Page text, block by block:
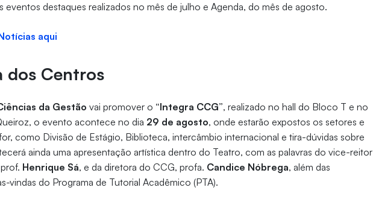
eventos destaques realizados no mês de julho e Agenda, do mês de agosto.
aqui
dos Centros
da Gestão vai promover o “Integra CCG”, realizado no hall do Bloco T e no
o evento acontece no dia 29 de agosto, onde estarão expostos os setores e
como Divisão de Estágio, Biblioteca, intercâmbio internacional e tira-dúvidas sobre
ainda uma apresentação artística dentro do Teatro, com as palavras do vice-reitor
Henrique Sá, e da diretora do CCG, profa. Candice Nóbrega, além das
vindas do Programa de Tutorial Acadêmico (PTA).